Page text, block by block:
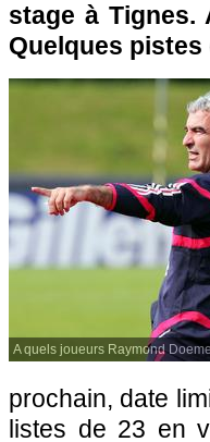
stage à
Quelques pistes
A quels joueurs Raymond
prochain, date
listes de 23 en